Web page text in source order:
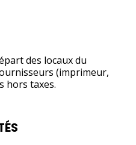
des locaux du
(imprimeur,
hors taxes.